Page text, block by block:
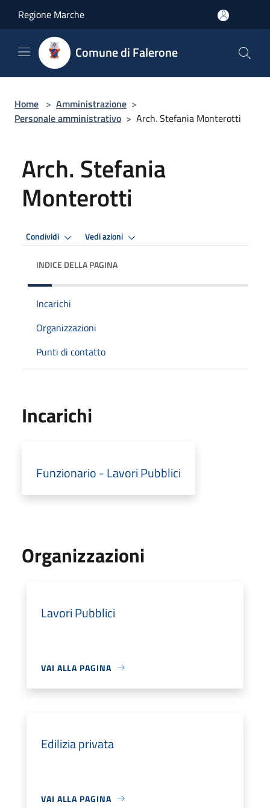
Regione Marche
Comune di Falerone
Home > Amministrazione >
Personale amministrativo > Arch. Stefania Monterotti
Arch. Stefania
Monterotti
Condividi Vedi azioni
INDICE DELLA PAGINA
Incarichi
Organizzazioni
Punti di contatto
Incarichi
Funzionario - Lavori Pubblici
Organizzazioni
Lavori Pubblici
VAI ALLA PAGINA
Edilizia privata
VAI ALLA PAGINA